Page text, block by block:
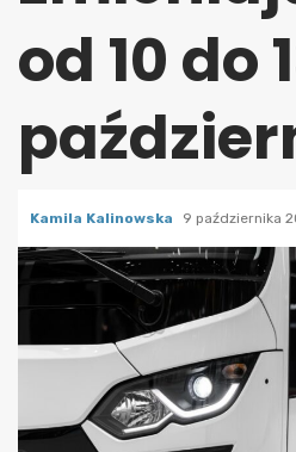
od 10 do
Kamila Kalinowska 9 października